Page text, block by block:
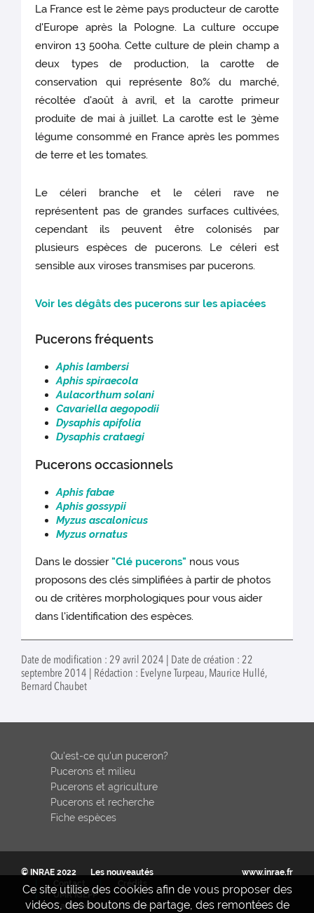
La France est le 2ème pays producteur de carotte
d'Europe après la Pologne. La culture occupe
environ 13 500ha. Cette culture de plein champ a
deux types de production, la carotte de
conservation qui représente 80% du marché,
récoltée d'août à avril, et la carotte primeur
produite de mai à juillet. La carotte est le 3ème
légume consommé en France après les pommes
de terre et les tomates.
Le céleri branche et le céleri rave ne
représentent pas de grandes surfaces cultivées,
cependant ils peuvent être colonisés par
plusieurs espèces de pucerons. Le céleri est
sensible aux viroses transmises par pucerons.
Voir les dégâts des pucerons sur les apiacées
Pucerons fréquents
Aphis lambersi
Aphis spiraecola
Aulacorthum solani
Cavariella aegopodii
Dysaphis apifolia
Dysaphis crataegi
Pucerons occasionnels
Aphis fabae
Aphis gossypii
Myzus ascalonicus
Myzus ornatus
Dans le dossier "Clé pucerons" nous vous
proposons des clés simplifiées à partir de photos
ou de critères morphologiques pour vous aider
dans l'identification des espèces.
Date de modification : 29 avril 2024 | Date de création : 22
septembre 2014 | Rédaction : Evelyne Turpeau, Maurice Hullé,
Bernard Chaubet
Ce site utilise des cookies afin de vous proposer des
vidéos, des boutons de partage, des remontées de
Qu'est-ce qu'un puceron?
Pucerons et milieu
Pucerons et agriculture
Pucerons et recherche
Fiche espèces
© INRAE 2022
Les nouveautés
Contact
Crédits
UMR IGEPP
S'abonner aux actualités
www.inrae.fr